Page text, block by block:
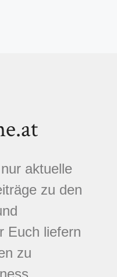
aktuelle
zu den
Euch liefern
zu